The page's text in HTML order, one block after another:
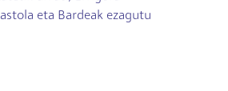
eta Bardeak ezagutu